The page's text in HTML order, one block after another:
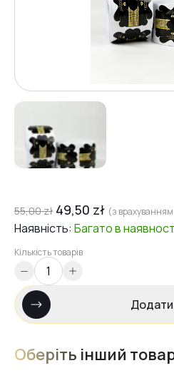
55,00zł 49,50 zł (з врахуванням
Наявність: Багатов
Кількість товарів
Оберіть інший